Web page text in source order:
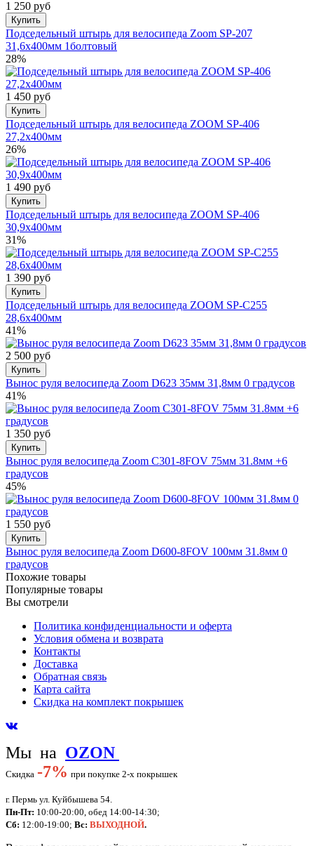
1 250 руб
Купить
Подседельный штырь для велосипеда Zoom SP-207
31,6x400мм 1болтовый
28%
1 450 руб
Купить
Подседельный штырь для велосипеда ZOOM SP-406
27,2х400мм
26%
1 490 руб
Купить
Подседельный штырь для велосипеда ZOOM SP-406
30,9х400мм
31%
1 390 руб
Купить
Подседельный штырь для велосипеда ZOOM SP-C255
28,6х400мм
41%
2 500 руб
Купить
Вынос руля велосипеда Zoom D623 35мм 31,8мм 0 градусов
41%
1 350 руб
Купить
Вынос руля велосипеда Zoom С301-8FOV 75мм 31.8мм +6
градусов
45%
1 550 руб
Купить
Вынос руля велосипеда Zoom D600-8FOV 100мм 31.8мм 0
градусов
Похожие товары
Популярные товары
Вы смотрели
Политика конфиденциальности и оферта
Условия обмена и возврата
Контакты
Доставка
Обратная связь
Карта сайта
Скидка на комплект покрышек
Мы на OZON
Скидка -7% при покупке 2-х покрышек
г. Пермь ул. Куйбышева 54.
Пн-Пт: 10:00-20:00, обед 14:00-14:30;
Сб: 12:00-19:00; Вс: ВЫХОДНОЙ.